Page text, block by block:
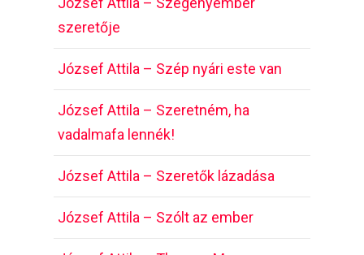
szeretője
József Attila – Szép nyári este van
József Attila – Szeretném, ha
vadalmafa lennék!
József Attila – Szeretők lázadása
József Attila – Szólt az ember